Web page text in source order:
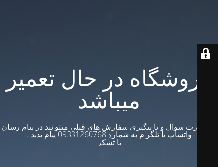
فروشگاه در حال تعمیر
میباشد
در صورت سوال و یا پیگیری سفارش های قبلی میتوانید در پیام رسان
واتساپ یا تلگرام به شماره 09331260768 پیام بدید .
با تشکر